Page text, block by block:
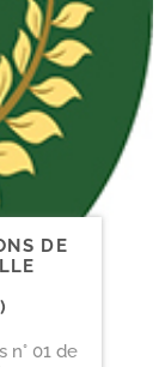
DE
n° 01 de